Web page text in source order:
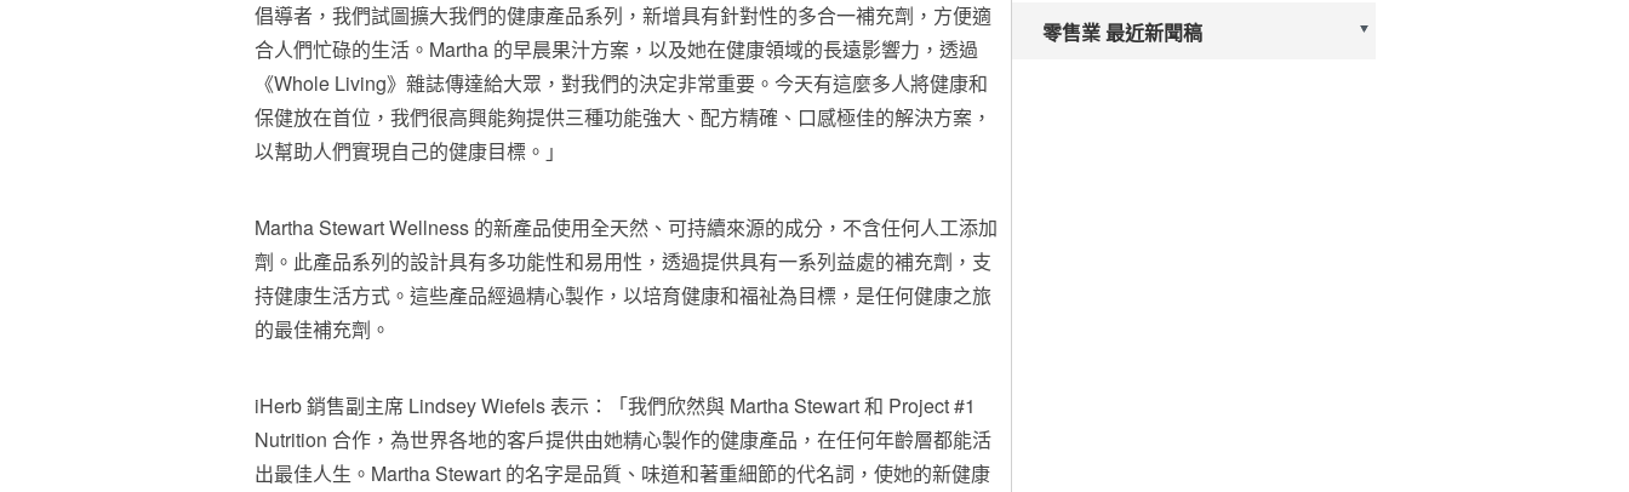
倡導者，我們試圖擴大我們的健康產品系列，新增具有針對性的多合一補充劑，方便適
合人們忙碌的生活。Martha 的早晨果汁方案，以及她在健康領域的長遠影響力，透過
《Whole Living》雜誌傳達給大眾，對我們的決定非常重要。今天有這麼多人將健康和
保健放在首位，我們很高興能夠提供三種功能強大、配方精確、口感極佳的解決方案，
以幫助人們實現自己的健康目標。」
Martha Stewart Wellness 的新產品使用全天然、可持續來源的成分，不含任何人工添加
劑。此產品系列的設計具有多功能性和易用性，透過提供具有一系列益處的補充劑，支
持健康生活方式。這些產品經過精心製作，以培育健康和福祉為目標，是任何健康之旅
的最佳補充劑。
iHerb 銷售副主席 Lindsey Wiefels表示：「我們欣然與 Martha Stewart和 Project #1
Nutrition 合作，為世界各地的客戶提供由她精心製作的健康產品，在任何年齡層都能活
出最佳人生。Martha Stewart 的名字是品質、味道和著重細節的代名詞，使她的新健康
零售業 最近新聞稿